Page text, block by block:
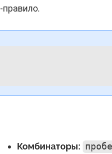
правило.
Комбинаторы: